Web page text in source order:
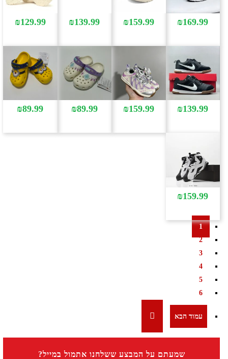
₪169.99
₪159.99
₪139.99
₪129.99
₪139.99
₪159.99
₪89.99
₪89.99
₪159.99
1
2
3
4
5
6
שמעתם על המבצע ששלחנו אתמול במייל?